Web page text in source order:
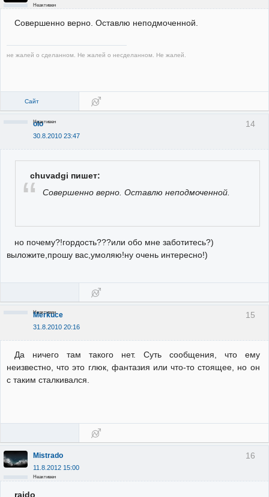
Неактивен
Совершенно верно. Оставлю неподмоченной.
не жалей о сделанном. Не жалей о несделанном. Не жалей.
Сайт
14
olo
30.8.2010 23:47
Неактивен
chuvadgi пишет:
Совершенно верно. Оставлю неподмоченной.
но почему?!гордость???или обо мне заботитесь?)
выложите,прошу вас,умоляю!ну очень интересно!)
15
Merkuce
31.8.2010 20:16
Неактивен
Да ничего там такого нет. Суть сообщения, что ему
неизвестно, что это глюк, фантазия или что-то стоящее, но он
с таким сталкивался.
16
Mistrado
11.8.2012 15:00
Неактивен
raido